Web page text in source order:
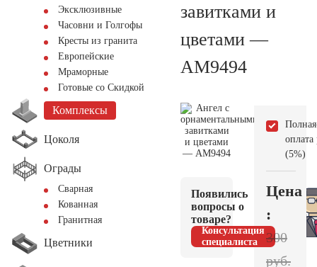
Эксклюзивные
Часовни и Голгофы
Кресты из гранита
Европейские
Мраморные
Готовые со Скидкой
Комплексы
Цоколя
Ограды
Сварная
Кованная
Гранитная
Цветники
завитками и
цветами —
AM9494
Появились
вопросы о
товаре?
Консультация
специалиста
Полная
оплата
(5%)
Цена
:
300
руб.